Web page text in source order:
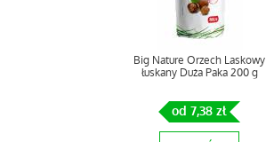
Big Nature Orzech Laskowy
łuskany Duża Paka 200 g
od 7,38 zł